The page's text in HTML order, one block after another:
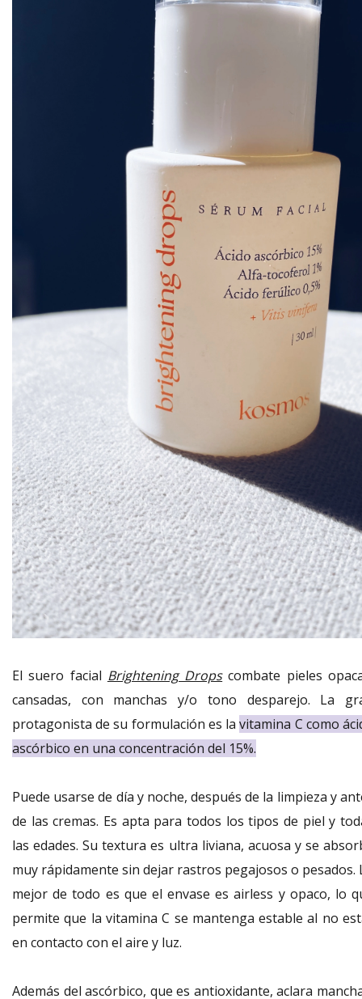
El suero facial Brightening Dropscombate pieles
cansadas, con manchas y/o tono desparejo. La
protagonista de su formulación es lavitamina C como
ascórbico en una concentración del 15%.
Puede usarse de día y noche, después de la limpieza y
de las cremas. Es apta para todos los tipos de piel y
las edades. Su textura es ultra liviana, acuosa y se
muy rápidamente sin dejar rastros pegajosos o pesados.
mejor de todo es que el envase es airless y opaco, lo
permite que la vitamina C se mantenga estable al no
en contacto con el aire y luz.
Además del ascórbico, que es antioxidante, aclara